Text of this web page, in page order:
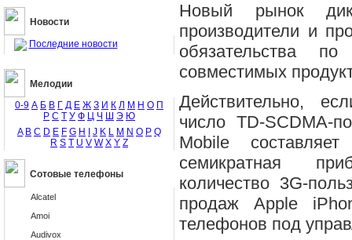
Новости
Последние новости
Мелодии
0-9 А Б В Г Д Е Ж З И К Л М Н О П
Р С Т У Ф Ц Ч Ш Э Ю
A B C D E F G H J K L M N O P Q
R S T U V W X Y Z
Сотовые телефоны
Alcatel
Amoi
Audivox
Новый рынок
производители и
обязательства
совместимых
Действительно,
число TD-SCDMA-
Mobile
семикратная
количество 3G-
продаж Apple
телефонов под